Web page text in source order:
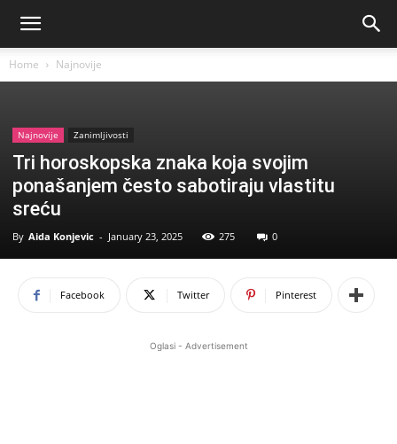
Home Najnovije
Najnovije Zanimljivosti
Tri horoskopska znaka koja svojim
ponašanjem često sabotiraju vlastitu
sreću
By Aida Konjevic - January 23, 2025 275 0
Facebook Twitter Pinterest
Oglasi - Advertisement